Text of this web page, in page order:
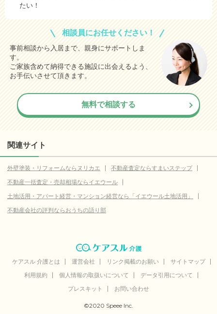
たい！
相談員にお任せください！
事前相談から入居まで、親身にサポートしま
す。
ご家族含めて納得できる施設に出会えるよう、
お手伝いさせて頂きます。
無料で相談する
関連サイト
外壁塗装・リフォームならヌリカエ
不動産査定ならすまいステップ
不動産一括査定・売却相場ならイエウール
土地活用・アパート経営・マンション経営なら「イエウール土地活用」
不動産会社の評判ならおうちの語り部
ケアスル 介護とは 運営会社 リンク掲載のお願い
サイトマップ
利用規約
個人情報の取扱いについて
データ引用について
プレスキット
お問い合わせ
©2020 Speee Inc.